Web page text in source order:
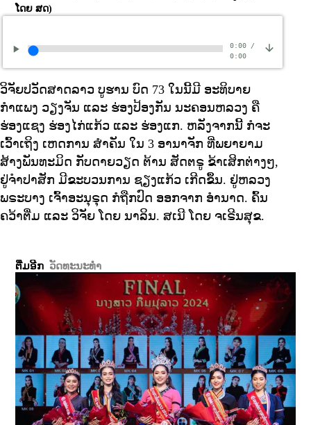
ໂດຍ ສດ)
0:00/
0:00
ວິຈັຍປວັດສາດລາວ ບູຮານ ບົດ 73 ໃນນີ້ມີ ອະທິບາຍ
ກຳແພງ ວຽງຈັນ ແລະ ຮ່ອງປ້ອງກັນ ນະຄອນຫລວງ ຄື
ຮ່ອງແຊງ ຮ່ອງໄກ່ແກ້ວ ແລະ ຮ່ອງແກ. ຫລັງຈາກນີ້ ກໍຈະ
ເວົ້າເຖິງ ເຫດການ ສຳຄັນ ໃນ 3 ອານາຈັກ ທີ່ພຍາຍາມ
ສ້າງພັນທະມິດ ກັບດາຍວຽດ ຕ້ານ ສັດຕຣູ ຂ້າເສິກຕ່າງໆ,
ຢູ່ຈຳປາສັກ ມີຂະບວນການ ຊຽງແກ້ວ ເກີດຂຶ້ນ. ຢູ່ຫລວງ
ພຣະບາງ ເຈົ້າອະນຸຣຸດ ກໍຖືກປົດ ອອກຈາກ ອຳນາດ. ຄົ້ນ
ຄວ້າຕື່ມ ແລະ ວິຈັຍ ໂດຍ ນາລິນ. ສເນີ ໂດຍ ຈເຣີນສຸຂ.
ຕື່ມອີກ ວັດທະນະທຳ